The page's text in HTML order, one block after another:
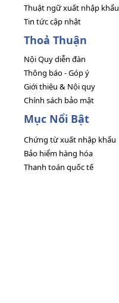
Thuật ngữ xuất nhập khẩu
Tin tức cập nhật
Thoả Thuận
Nội Quy diễn đàn
Thông báo - Góp ý
Giới thiệu & Nội quy
Chính sách bảo mật
Mục Nổi Bật
Chứng từ xuất nhập khẩu
Bảo hiểm hàng hóa
Thanh toán quốc tế